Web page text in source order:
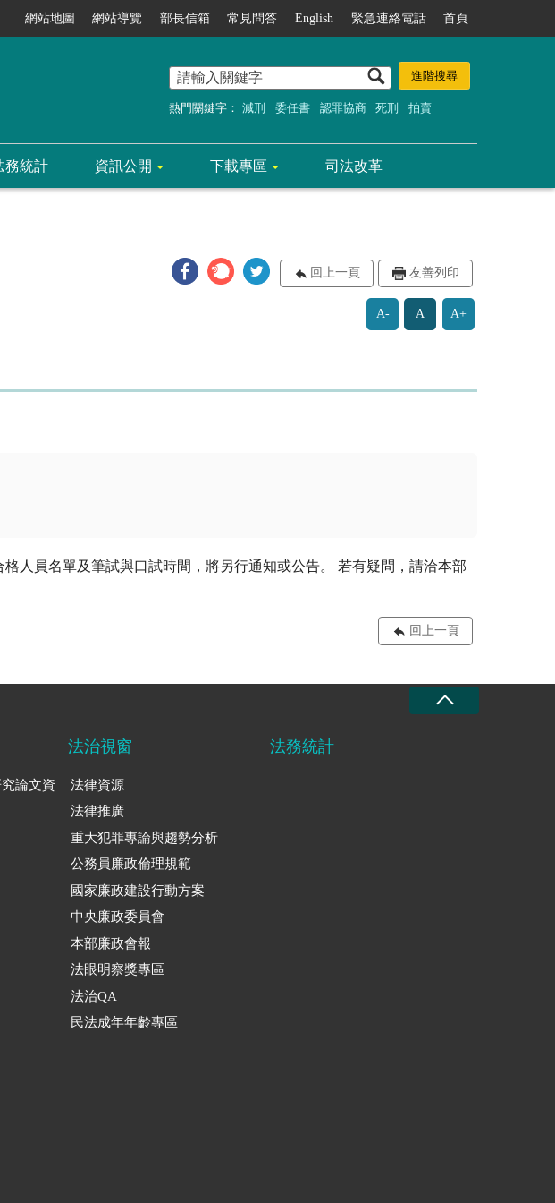
網站地圖 網站導覽 部長信箱 常見問答 English 緊急連絡電話 首頁
熱門關鍵字： 減刑 委任書 認罪協商 死刑 拍賣
務統計 資訊公開 下載專區 司法改革
回上一頁 友善列印
A- A A+
人員名單及筆試與口試時間，將另行通知或公告。 若有疑問，請洽本部
回上一頁
論文資
法治視窗
法律資源
法律推廣
重大犯罪專論與趨勢分析
公務員廉政倫理規範
國家廉政建設行動方案
中央廉政委員會
本部廉政會報
法眼明察獎專區
法治QA
民法成年年齡專區
法務統計